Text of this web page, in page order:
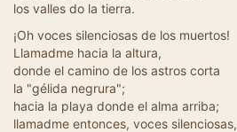
los valles do la tierra.
¡Oh voces silenciosas de los muertos!
Llamadme hacia la altura,
donde el camino de los astros corta
la "gélida negrura";
hacia la playa donde el alma arriba;
llamadme entonces, voces silenciosas,